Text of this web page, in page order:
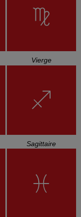
Vierge
Sagittaire